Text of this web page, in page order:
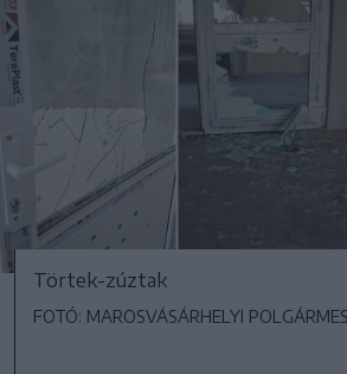
Törtek-zúztak
FOTÓ: MAROSVÁSÁRHELYI